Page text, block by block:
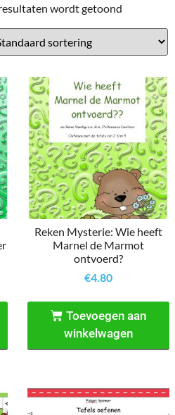
wordt getoond
Reken Mysterie: Wie heeft
Marnel de Marmot
ontvoerd?
€4.80
Toevoegen aan
winkelwagen